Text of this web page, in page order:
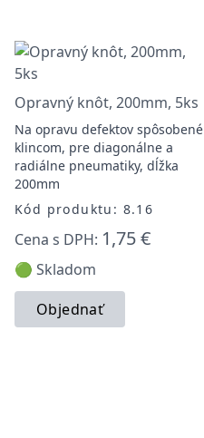
Opravný knôt, 200mm, 5ks
Na opravu defektov spôsobené
klincom, pre diagonálne a
radiálne pneumatiky, dĺžka
200mm
Kód produktu: 8.16
Cena s DPH: 1,75 €
🟢 Skladom
Objednať